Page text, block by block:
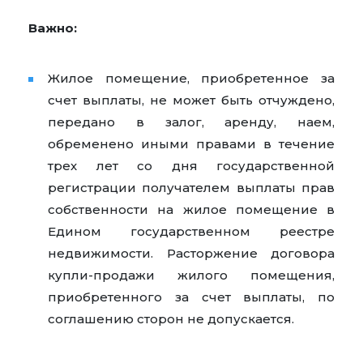
Важно:
Жилое помещение, приобретенное за
счет выплаты, не может быть отчуждено,
передано в залог, аренду, наем,
обременено иными правами в течение
трех лет со дня государственной
регистрации получателем выплаты прав
собственности на жилое помещение в
Едином государственном реестре
недвижимости. Расторжение договора
купли-продажи жилого помещения,
приобретенного за счет выплаты, по
соглашению сторон не допускается.